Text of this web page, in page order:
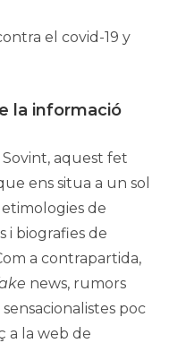
el covid-19 y
la informació
Sovint, aquest fet
ens situa a un sol
etimologies de
i biografies de
a contrapartida,
news, rumors
poc
a la web de